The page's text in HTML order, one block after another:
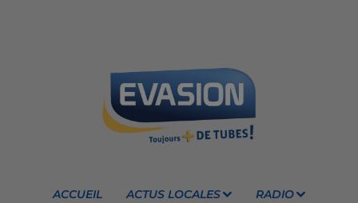
ACCUEIL ACTUS LOCALES RADIO